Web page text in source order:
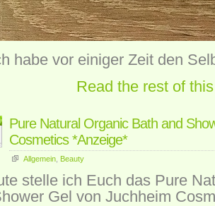
habe vor einiger Zeit den
Read the rest of
Pure Natural Organic Bath and
Cosmetics *Anzeige*
Allgemein Beauty
stelle ich Euch das Pure
Gel von Juchheim